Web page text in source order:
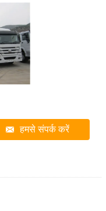
हमसे संपर्क करें